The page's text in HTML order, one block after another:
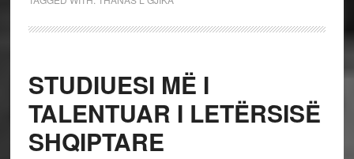
STUDIUESI MË I
TALENTUAR I LETËRSISË
SHQIPTARE